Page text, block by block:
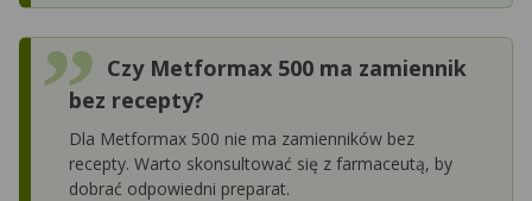
Czy Metformax 500 ma zamiennik
bez recepty?
Dla Metformax 500 nie ma zamienników bez
recepty. Warto skonsultować się z farmaceutą, by
dobrać odpowiedni preparat.